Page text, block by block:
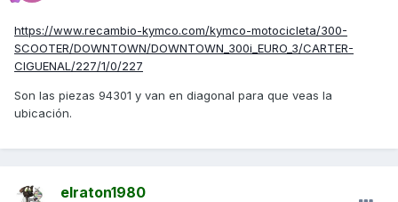
https://www.recambio-kymco.com/kymco-motocicleta/300-
SCOOTER/DOWNTOWN/DOWNTOWN_300i_EURO_3/CARTER-
CIGUENAL/227/1/0/227
Son las piezas 94301 y van en diagonal para que veas la
ubicación.
elraton1980